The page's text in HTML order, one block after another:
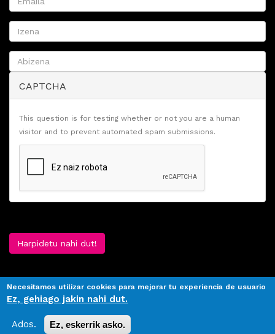
CAPTCHA
This question is for testing whether or not you are a human
visitor and to prevent automated spam submissions.
Harpidetu nahi dut!
Necesitamos utilizar cookies para mejorar tu experiencia de usuario
Ez, gehiago jakin nahi dut.
Ados. Ez, eskerrik asko.